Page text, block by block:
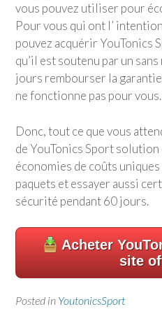
vous pouvez utiliser pour
Pour vous qui ont l’
pouvez acquérir YouTonics
qu’il est soutenu par un
jours rembourser la
ne fonctionne pas pour vous.
Donc, tout ce que vous
de YouTonics Sportsolution
économies de coûts
paquets et essayer aussi
sécurité pendant 60 jours.
Acheter
site
Posted in YoutonicsSport